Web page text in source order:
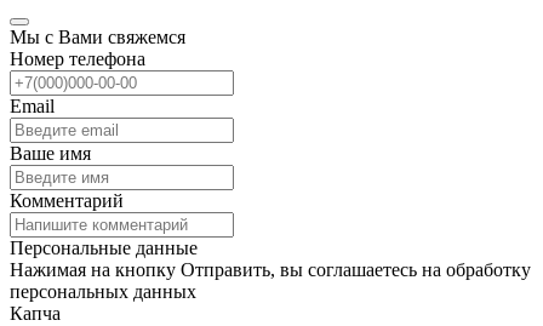
Мы с Вами свяжемся
Номер телефона
Email
Ваше имя
Комментарий
Персональные данные
Нажимая на кнопку Отправить, вы соглашаетесь на обработку
персональных данных
Капча